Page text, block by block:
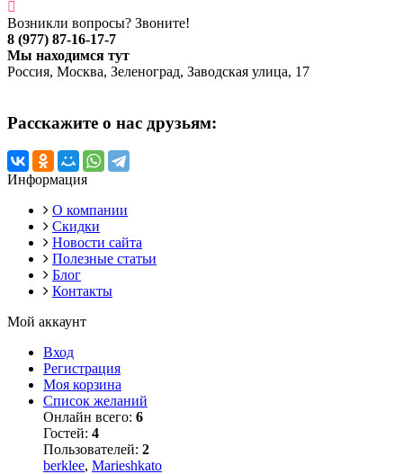
Возникли вопросы? Звоните!
8 (977) 87-16-17-7
Мы находимся тут
Россия, Москва, Зеленоград, Заводская улица, 17
Расскажите о нас друзьям:
Информация
О компании
Скидки
Новости сайта
Полезные статьи
Блог
Контакты
Мой аккаунт
Вход
Регистрация
Моя корзина
Список желаний
Онлайн всего: 6
Гостей: 4
Пользователей: 2
berklee, Marieshkato